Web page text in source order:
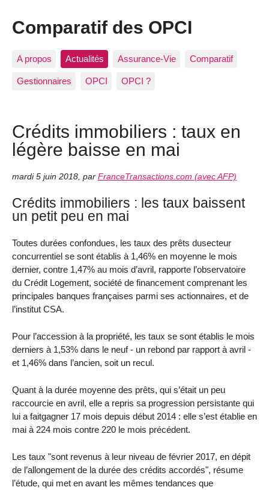
Comparatif des OPCI
A propos Actualités Assurance-Vie Comparatif
Gestionnaires OPCI OPCI ?
Crédits immobiliers : taux en
légère baisse en mai
mardi 5 juin 2018 par FranceTransactions.com (avec AFP)
Crédits immobiliers : les taux baissent
un petit peu en mai
Toutes durées confondues, les taux des prêts dusecteur
concurrentiel se sont établis à 1,46% en moyenne le mois
dernier, contre 1,47% au mois d’avril, rapporte l’observatoire
du Crédit Logement, société de financement comprenant les
principales banques françaises parmi ses actionnaires, et de
l’institut CSA.
Pour l’accession à la propriété, les taux se sont établis le mois
derniers à 1,53% dans le neuf - un rebond par rapport à avril -
et 1,46% dans l’ancien, soit un recul.
Quant à la durée moyenne des prêts, qui s’était un peu
raccourcie en avril, elle a repris sa progression persistante qui
lui a faitgagner 17 mois depuis début 2014 : elle s’est établie en
mai à 224 mois contre 220 le mois précédent.
Les taux "sont revenus à leur niveau de février 2017, en dépit
de l’allongement de la durée des crédits accordés", résume
l’étude, qui met en avant les mêmes tendances que